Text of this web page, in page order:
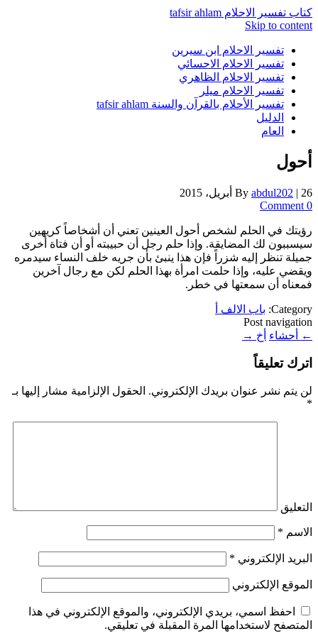
كتاب تفسير الاحلام tafsir ahlam
Skip to content
تفسير الاحلام ابن سيرين
تفسير الاحلام الاحسائي
تفسير الاحلام الظاهري
تفسير الاحلام ميلر
تفسير الأحلام بالقرآن والسنة tafsir ahlam
الدليل
العام
أحول
By abdul202 | 26 أبريل، 2015
0 Comment
رؤيتك في الحلم لشخص أحول العينين تعني أن أشخاصاً كريهين
سيسببون لك المضايقة. وإذا حلم رجل أن حبيبته أو أن فتاة أخرى
جميلة تنظر إليه شزراً فإن هذا ينبئ بأن جريه خلف النساء سيدمره
ويقضي عليه، وإذا حلمت امرأة بهذا الحلم لكن مع رجال آخرين
فمعناه أن سمعتها في خطر.
Category: باب الالف أ
Post navigation
←
أحشاء أخ →
اترك تعليقاً
لن يتم نشر عنوان بريدك الإلكتروني. الحقول الإلزامية مشار إليها بـ
*
التعليق
الاسم *
البريد الإلكتروني *
الموقع الإلكتروني
احفظ اسمي، بريدي الإلكتروني، والموقع الإلكتروني في هذا
المتصفح لاستخدامها المرة المقبلة في تعليقي.